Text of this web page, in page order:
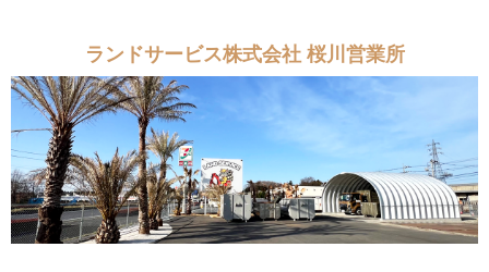
ランドサービス株式会社 桜川営業所